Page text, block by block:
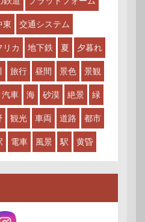
東 交通システム
リカ 地下鉄 夏 夕暮れ
旅行 昼間 景色 景観
汽車 海 砂漠 絶景 緑
観光 車両 道路 都市
電車 風景 駅 黄昏